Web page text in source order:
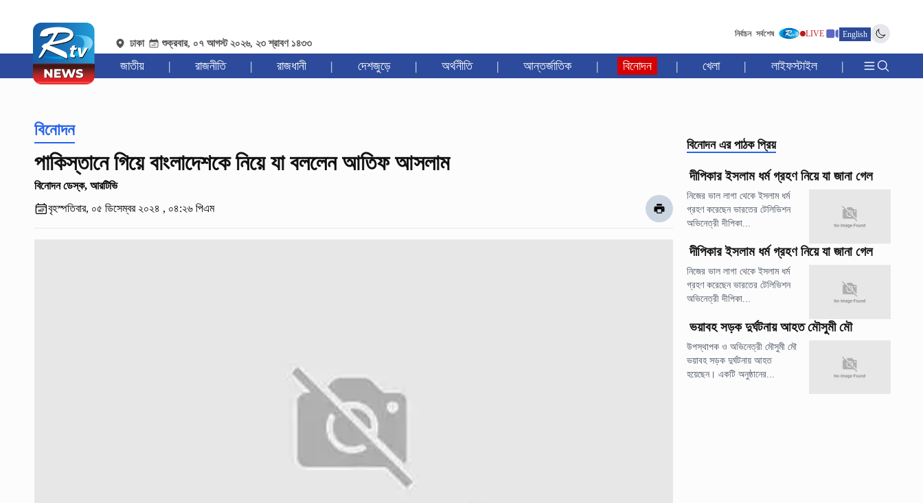
ঢাকা শুক্রবার, ০৭ আগস্ট ২০২৬, ২৩ শ্রাবণ ১৪৩৩
নির্বাচন সর্বশেষ LIVE English
জাতীয় | রাজনীতি | রাজধানী | দেশজুড়ে | অর্থনীতি | আন্তর্জাতিক | বিনোদন | খেলা | লাইফস্টাইল |
বিনোদন
পাকিস্তানে গিয়ে বাংলাদেশকে নিয়ে যা বললেন আতিফ আসলাম
বিনোদন ডেস্ক, আরটিভি
বৃহস্পতিবার, ০৫ ডিসেম্বর ২০২৪ , ০৪:২৬ পিএম
বিনোদন এর পাঠক প্রিয়
দীপিকার ইসলাম ধর্ম গ্রহণ নিয়ে যা জানা গেল
নিজের ভাল লাগা থেকে ইসলাম ধর্ম
গ্রহণ করেছেন ভারতের টেলিভিশন
অভিনেত্রী দীপিকা...
দীপিকার ইসলাম ধর্ম গ্রহণ নিয়ে যা জানা গেল
নিজের ভাল লাগা থেকে ইসলাম ধর্ম
গ্রহণ করেছেন ভারতের টেলিভিশন
অভিনেত্রী দীপিকা...
ভয়াবহ সড়ক দুর্ঘটনায় আহত মৌসুমী মৌ
উপস্থাপক ও অভিনেত্রী মৌসুমী মৌ
ভয়াবহ সড়ক দুর্ঘটনায় আহত
হয়েছেন। একটি অনুষ্ঠানের...